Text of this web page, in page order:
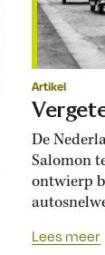
Artikel
De
Salomon
ontwierp
Lees meer